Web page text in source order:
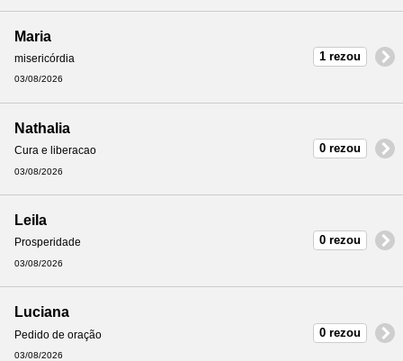
Maria
misericórdia
03/08/2026
1 rezou
Nathalia
Cura e liberacao
03/08/2026
0 rezou
Leila
Prosperidade
03/08/2026
0 rezou
Luciana
Pedido de oração
03/08/2026
0 rezou